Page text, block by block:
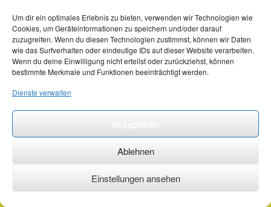
Um dir ein optimales Erlebnis zu bieten, verwenden wir Technologien wie
Cookies, um Geräteinformationen zu speichern und/oder darauf
zuzugreifen. Wenn du diesen Technologien zustimmst, können wir Daten
wie das Surfverhalten oder eindeutige IDs auf dieser Website verarbeiten.
Wenn du deine Einwilligung nicht erteilst oder zurückziehst, können
bestimmte Merkmale und Funktionen beeinträchtigt werden.
Dienste verwalten
Ablehnen
Einstellungen ansehen
©2026 ·erstehilfekurs-mauch.de ·AGB ·Datenschutzerklärung ·Impressum ·